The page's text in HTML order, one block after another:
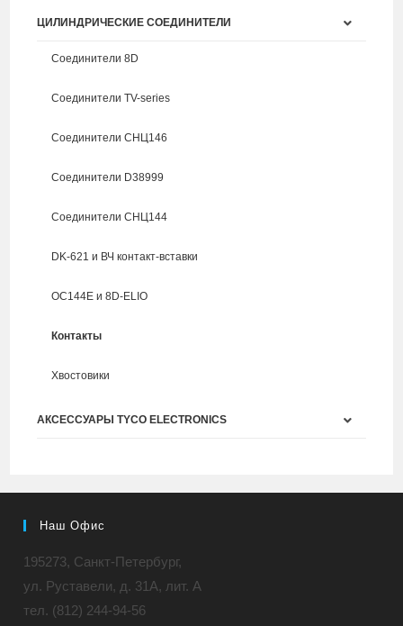
ЦИЛИНДРИЧЕСКИЕ СОЕДИНИТЕЛИ
Соединители 8D
Соединители TV-series
Соединители СНЦ146
Соединители D38999
Соединители СНЦ144
DK-621 и ВЧ контакт-вставки
ОС144Е и 8D-ELIO
Контакты
Хвостовики
АКСЕССУАРЫ TYCO ELECTRONICS
Наш Офис
195273, Санкт-Петербург,
ул. Руставели, д. 31A, лит. А
тел. (812) 244-94-56